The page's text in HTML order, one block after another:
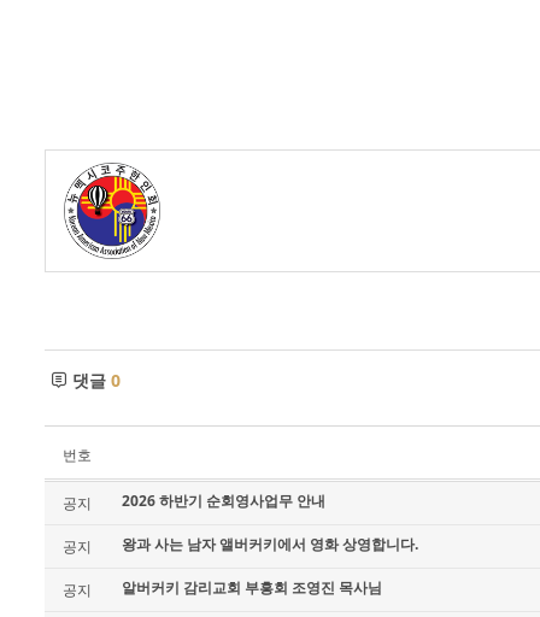
댓글 0
번호
공지 2026 하반기 순회영사업무 안내
공지 왕과 사는 남자 앨버커키에서 영화 상영합니다.
공지 알버커키 감리교회 부흥회 조영진 목사님
정보/생활/건강
Contacts